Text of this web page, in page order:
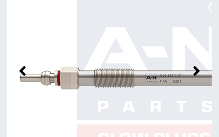
Previous Next